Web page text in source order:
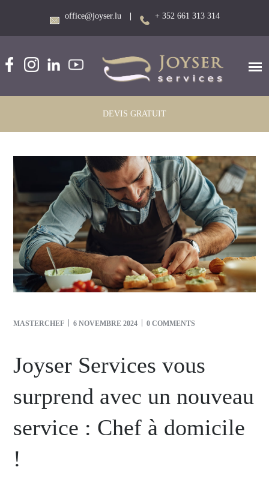
office@joyser.lu | + 352 661 313 314
DEVIS GRATUIT
MASTERCHEF 6 NOVEMBRE 2024 0 COMMENTS
Joyser Services vous
surprend avec un nouveau
service : Chef à domicile
!